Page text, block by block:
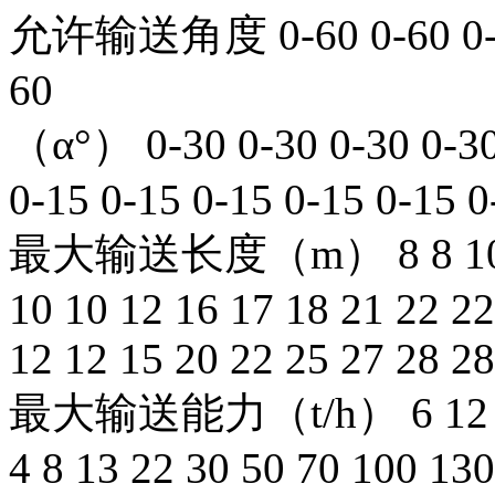
允许输送角度 0-60 0-60
60
（α°） 0-30 0-30 0-30 0-
0-15 0-15 0-15 0-15 0-15
最大输送长度（m） 8 8
10 10 12 16 17 18 21 22 22
12 12 15 20 22 25 27 28 28
最大输送能力（t/h） 6 12
4 8 13 22 30 50 70 100 130